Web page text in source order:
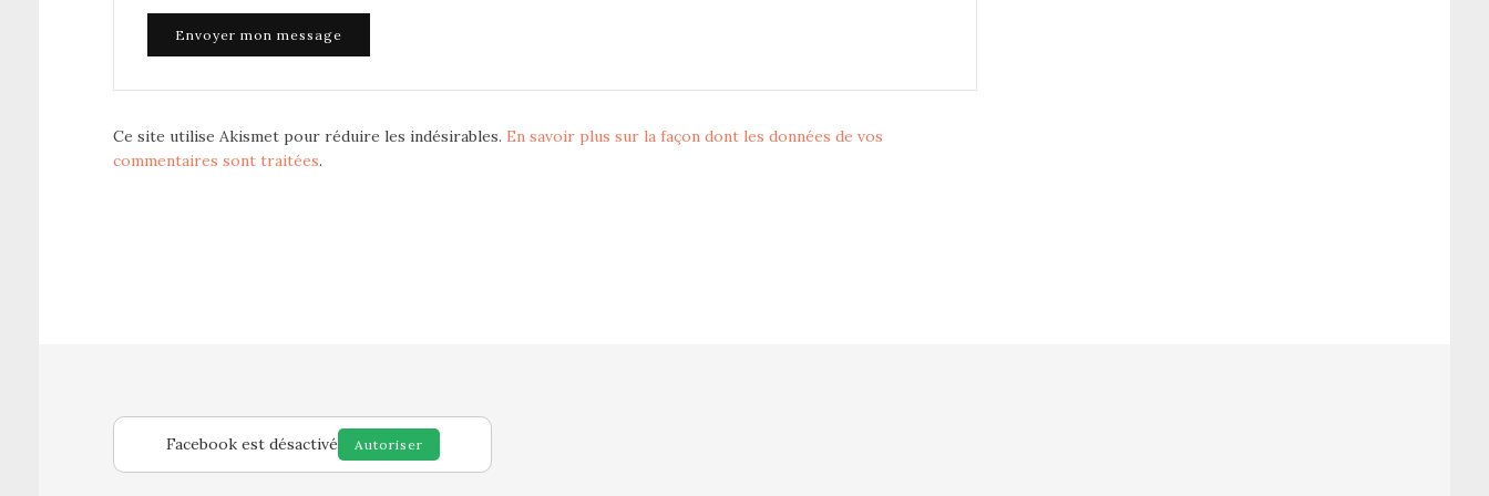
Ce site utilise Akismet pour réduire les indésirables. En savoir plus sur la façon dont les données de vos
commentaires sont traitées.
Facebook est désactivé Autoriser